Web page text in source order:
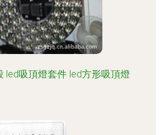
led吸頂燈套件 led方形吸頂燈